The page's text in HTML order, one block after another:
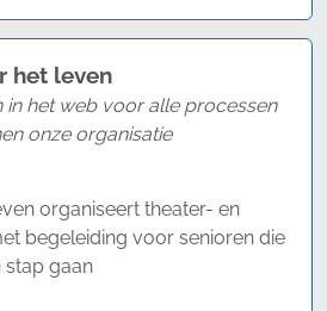
het leven
in het web voor alle processen
onze organisatie
organiseert theater- en
begeleiding voor senioren die
stap gaan